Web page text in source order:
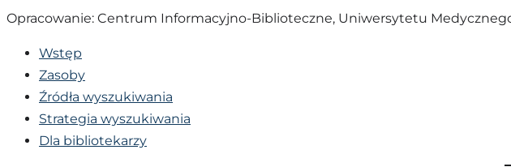
Opracowanie: Centrum Informacyjno-Biblioteczne, Uniwersytetu
Wstęp
Zasoby
Źródła wyszukiwania
Strategia wyszukiwania
Dla bibliotekarzy